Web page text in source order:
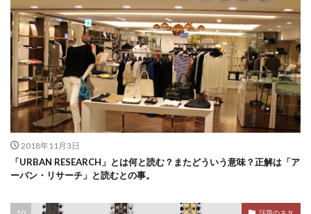
2018年11月3日
「URBAN RESEARCH」とは何と読む？またどういう意味？正解は「ア
ーバン・リサーチ」と読むとの事。